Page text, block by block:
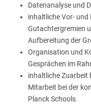
Datenanalyse und
inhaltliche Vor-
Gutachtergremien
Aufbereitung der
Organisation und
Gesprächen im
inhaltliche Zuarbeit
Mitarbeit bei der
Planck Schools